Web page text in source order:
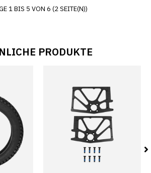
1 BIS 5 VON 6 (2 SEITE(N))
PRODUKTE